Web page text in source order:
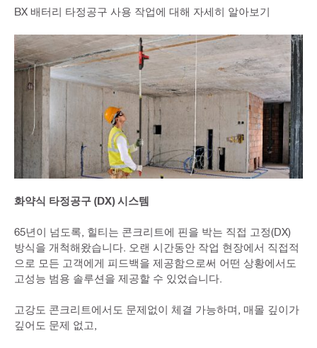
BX 배터리 타정공구 사용 작업에 대해 자세히 알아보기
화약식 타정공구 (DX) 시스템
65년이 넘도록, 힐티는 콘크리트에 핀을 박는 직접 고정(DX)
방식을 개척해왔습니다. 오랜 시간동안 작업 현장에서 직접적
으로 모든 고객에게 피드백을 제공함으로써 어떤 상황에서도
고성능 범용 솔루션을 제공할 수 있었습니다.
고강도 콘크리트에서도 문제없이 체결 가능하며, 매몰 깊이가
깊어도 문제 없고,